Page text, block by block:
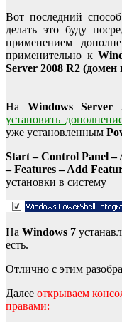
Вот последний
делать это буду
применением
применительно к
Server 2008 R2 (домен
На Windows Server
установить
уже установленным
Start – Control Panel –
– Features – Add
установки в систему
На Windows 7
есть.
Отлично с этим
Далее открываем
правами: